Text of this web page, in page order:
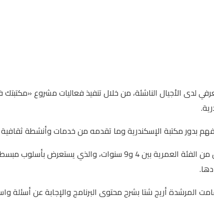
لدى الأجيال الناشئة، من خلال تنفيذ فعاليات مشروع «مكتبتك
بدور مكتبة الإسكندرية وما تقدمه من خدمات وأنشطة
وتضمنت الزيارة تقديم برنامج «زين وزينة في المكتبة»، المخصص
أريج شتا بشرح محتوى البرنامج والإجابة عن أسئلة